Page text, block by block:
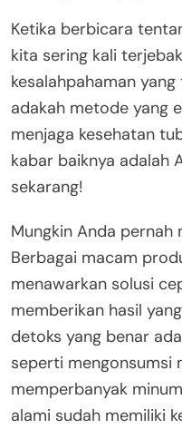
Ketika berbicara
kita sering kali
kesalahpahaman
adakah metode yang
menjaga kesehatan
kabar baiknya adalah
sekarang!
Mungkin Anda pernah
Berbagai macam
menawarkan solusi
memberikan hasil
detoks yang benar
seperti mengonsumsi
memperbanyak
alami sudah memiliki